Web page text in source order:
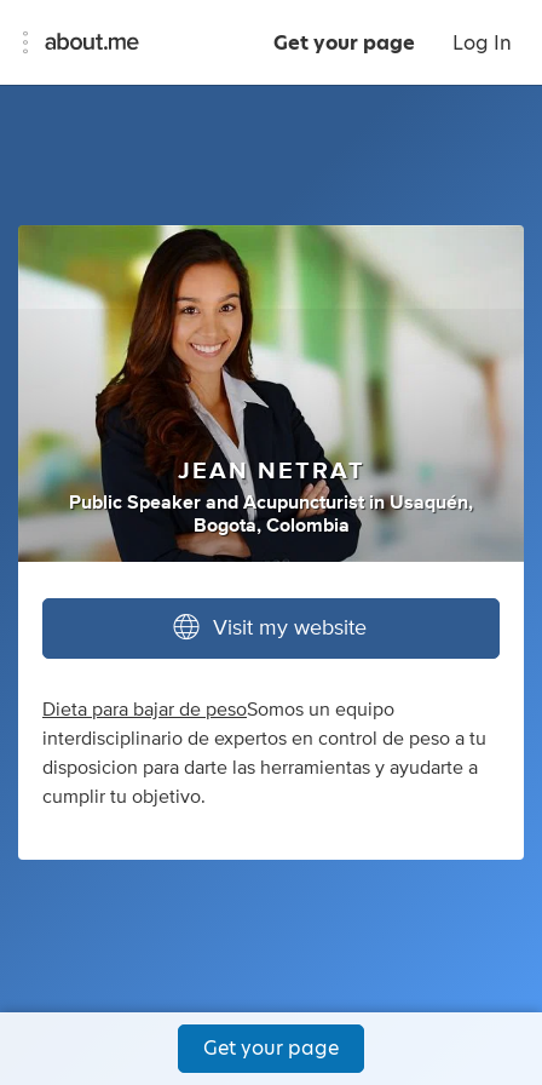
Get your page Log In
JEAN NETRAT
Public Speaker and Acupuncturist inUsaquén,
Bogota, Colombia
Visit my website
Dieta para bajar de pesoSomos un equipo
interdisciplinario de expertos en control de peso a tu
disposicion para darte las herramientas y ayudarte a
cumplir tu objetivo.
Get your page